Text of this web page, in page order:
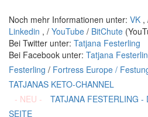
Noch mehr Informationen unter: VK ,
Linkedin , / YouTube / BitChute
Bei Twitter unter: Tatjana Festerling
Bei Facebook unter: Tatjana
Festerling / Fortress Europe /
TATJANAS KETO-CHANNEL
- NEU -
TATJANA FESTERLING
SEITE